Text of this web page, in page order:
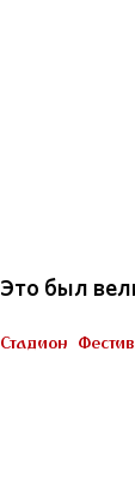
Это был
Стадион